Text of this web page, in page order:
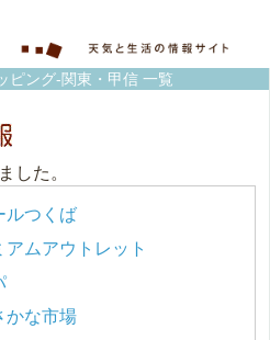
ピング-関東・甲信 一覧
した。
ルつくば
アムアウトレット
かな市場